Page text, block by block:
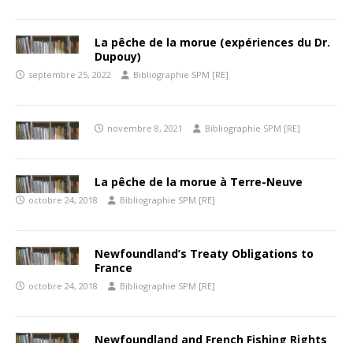
La pêche de la morue (expériences du Dr.
Dupouy)
septembre 25, 2022 Bibliographie SPM [RE]
novembre 8, 2021 Bibliographie SPM [RE]
La pêche de la morue à Terre-Neuve
octobre 24, 2018 Bibliographie SPM [RE]
Newfoundland’s Treaty Obligations to
France
octobre 24, 2018 Bibliographie SPM [RE]
Newfoundland and French Fishing Rights